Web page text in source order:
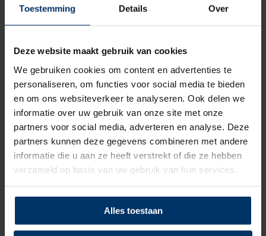
Toestemming Details Over
Deze website maakt gebruik van cookies
We gebruiken cookies om content en advertenties te
personaliseren, om functies voor social media te bieden
en om ons websiteverkeer te analyseren. Ook delen we
informatie over uw gebruik van onze site met onze
partners voor social media, adverteren en analyse. Deze
partners kunnen deze gegevens combineren met andere
informatie die u aan ze heeft verstrekt of die ze hebben
verzameld op basis van uw gebruik van hun services.
Alles toestaan
slijtvaste loopzool. De loopzool is tevens bestendig tegen
de meest voorkomende werkzaamheden. Door de TPU laag
en het geconstrueerde profiel is de slipweerstand van deze
schoenen uitermate goed!
Wil je de schoenen toch even passen, dan kan dat in onze
showroom. Heb je nog vragen over deze óf een van onze
andere producten, dan kun je altijd contact opnemen met
een van onze specialisten.
HKS werkschoenen
Specificaties